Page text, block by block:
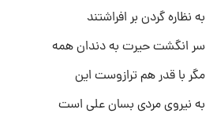
به‌ نظاره گردن بر افراشتند
سر انگشت حیرت به دندان همه
مگر با قدر هم ترازوست این
به نیروی مردی بسان علی است